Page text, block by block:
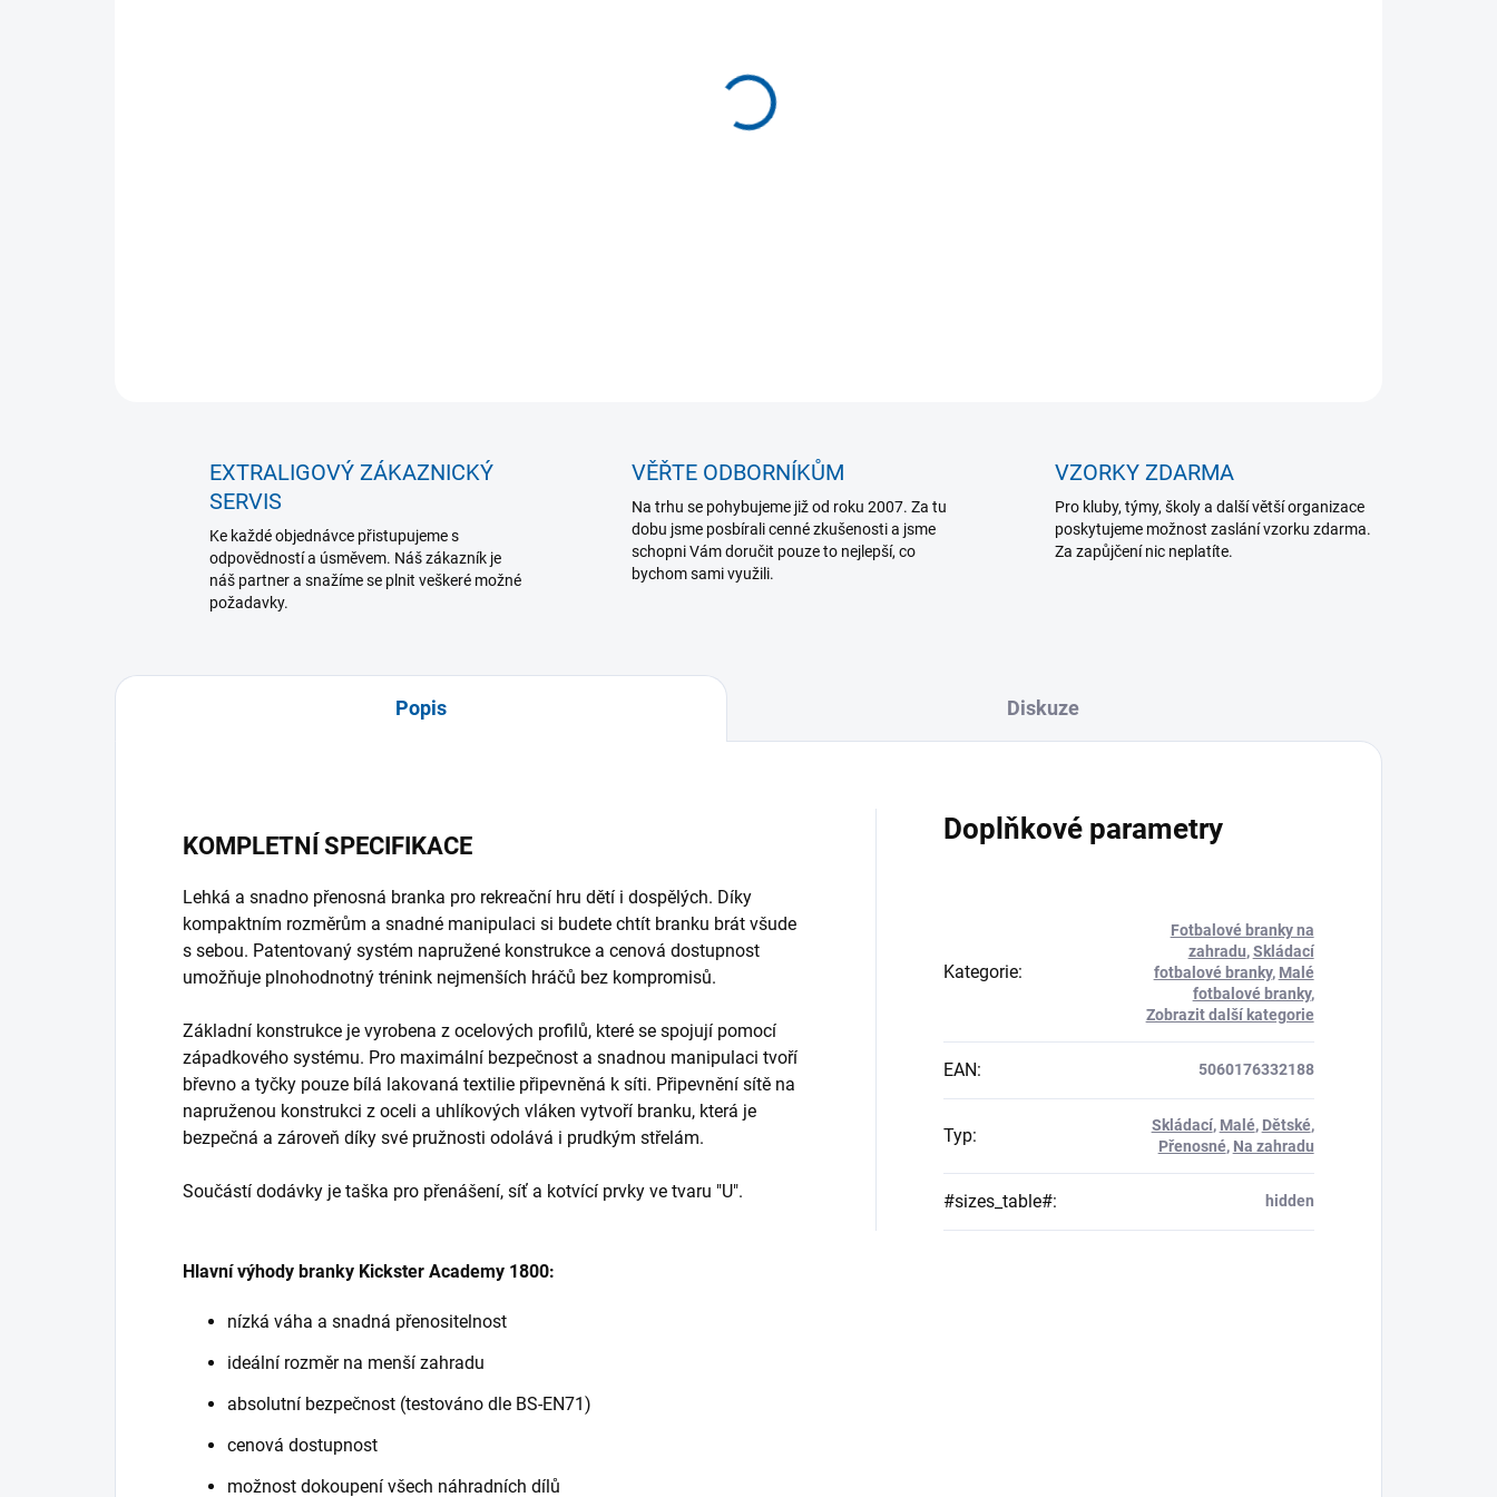
Skládací fotbalová branka Quickplay Kickster Academy. Lehká a snadno
přenosná branka pro rekreační hru dětí i dospělých. Díky kompaktním
EXTRALIGOVÝ ZÁKAZNICKÝ
SERVIS
Ke každé objednávce přistupujeme s
odpovědností a úsměvem. Náš zákazník je
náš partner a snažíme se plnit veškeré možné
požadavky.
VĚŘTE ODBORNÍKŮM
Na trhu se pohybujeme již od roku 2007. Za tu
dobu jsme posbírali cenné zkušenosti a jsme
schopni Vám doručit pouze to nejlepší, co
bychom sami využili.
VZORKY ZDARMA
Pro kluby, týmy, školy a další větší organizace
poskytujeme možnost zaslání vzorku zdarma.
Za zapůjčení nic neplatíte.
Popis Diskuze
KOMPLETNÍ SPECIFIKACE
Lehká a snadno přenosná branka pro rekreační hru dětí i dospělých. Díky
kompaktním rozměrům a snadné manipulaci si budete chtít branku brát všude
s sebou. Patentovaný systém napružené konstrukce a cenová dostupnost
umožňuje plnohodnotný trénink nejmenších hráčů bez kompromisů.
Základní konstrukce je vyrobena z ocelových profilů, které se spojují pomocí
západkového systému. Pro maximální bezpečnost a snadnou manipulaci tvoří
břevno a tyčky pouze bílá lakovaná textilie připevněná k síti. Připevnění sítě na
napruženou konstrukci z oceli a uhlíkových vláken vytvoří branku, která je
bezpečná a zároveň díky své pružnosti odolává i prudkým střelám.
Součástí dodávky je taška pro přenášení, síť a kotvící prvky ve tvaru "U".
Hlavní výhody branky Kickster Academy 1800:
nízká váha a snadná přenositelnost
ideální rozměr na menší zahradu
absolutní bezpečnost (testováno dle BS-EN71)
cenová dostupnost
možnost dokoupení všech náhradních dílů
Doplňkové parametry
Kategorie:
Fotbalové branky na
zahradu,Skládací
fotbalové branky, Malé
fotbalové branky,
Zobrazit další kategorie
EAN: 5060176332188
Typ: Skládací, Malé, Dětské,
Přenosné, Na zahradu
#sizes_table#: hidden